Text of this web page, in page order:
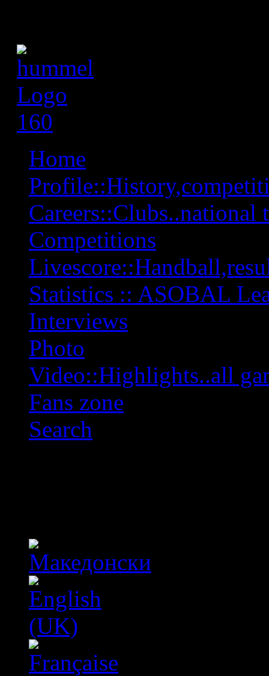
Home
Careers::Clubs..national
Competitions
Statistics :: ASOBAL
Interviews
Photo
Video::Highlights..all
Fans zone
Search